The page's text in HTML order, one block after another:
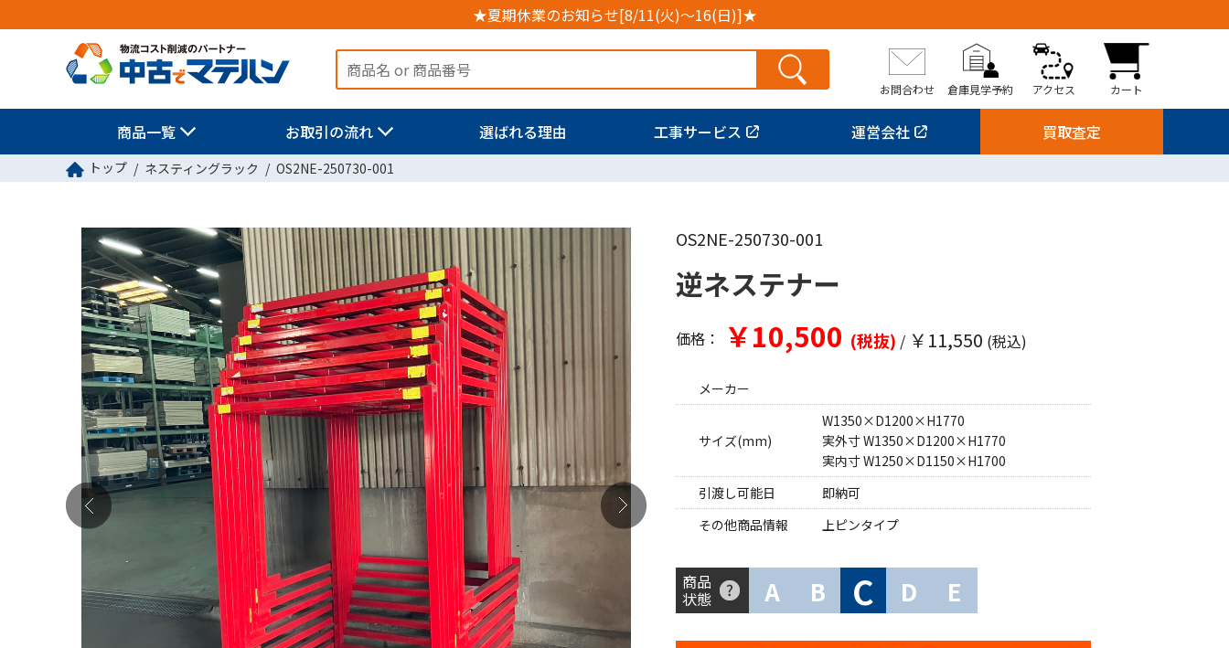
★夏期休業のお知らせ[8/11(火)～16(日)]★
お問合わせ 倉庫見学予約 アクセス カート
商品一覧 お取引の流れ 選ばれる理由 工事サービス 運営会社 買取査定
トップ ネスティングラック OS2NE-250730-001
OS2NE-250730-001
逆ネステナー
価格： ￥10,500 (税抜) / ￥11,550 (税込)
メーカー
サイズ(mm)
W1350×D1200×H1770
実外寸 W1350×D1200×H1770
実内寸 W1250×D1150×H1700
引渡し可能日
即納可
その他商品情報
上ピンタイプ
商品
状態 A B C D E